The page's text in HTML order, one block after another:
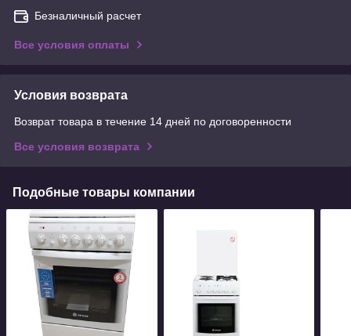
Безналичный расчет
Все условия оплаты
Условия возврата
Возврат товара в течение 14 дней по договоренности
Все условия возврата
Подобные товары компании